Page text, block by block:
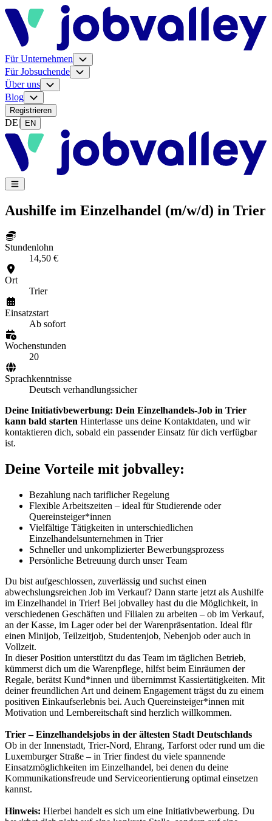
Für Unternehmen
Für Jobsuchende
Über uns
Blog
Registrieren
DE| EN
Aushilfe im Einzelhandel (m/w/d) in Trier
Stundenlohn
14,50 €
Ort
Trier
Einsatzstart
Ab sofort
Wochenstunden
20
Sprachkenntnisse
Deutsch verhandlungssicher
Deine Initiativbewerbung: Dein Einzelhandels-Job in Trier
kann bald starten Hinterlasse uns deine Kontaktdaten, und wir
kontaktieren dich, sobald ein passender Einsatz für dich verfügbar
ist.
Deine Vorteile mit jobvalley:
Bezahlung nach tariflicher Regelung
Flexible Arbeitszeiten – ideal für Studierende oder
Quereinsteiger*innen
Vielfältige Tätigkeiten in unterschiedlichen
Einzelhandelsunternehmen in Trier
Schneller und unkomplizierter Bewerbungsprozess
Persönliche Betreuung durch unser Team
Du bist aufgeschlossen, zuverlässig und suchst einen
abwechslungsreichen Job im Verkauf? Dann starte jetzt als Aushilfe
im Einzelhandel in Trier! Bei jobvalley hast du die Möglichkeit, in
verschiedenen Geschäften und Filialen zu arbeiten – ob im Verkauf,
an der Kasse, im Lager oder bei der Warenpräsentation. Ideal für
einen Minijob, Teilzeitjob, Studentenjob, Nebenjob oder auch in
Vollzeit.
In dieser Position unterstützt du das Team im täglichen Betrieb,
kümmerst dich um die Warenpflege, hilfst beim Einräumen der
Regale, berätst Kund*innen und übernimmst Kassiertätigkeiten. Mit
deiner freundlichen Art und deinem Engagement trägst du zu einem
positiven Einkaufserlebnis bei. Auch Quereinsteiger*innen mit
Motivation und Lernbereitschaft sind herzlich willkommen.
Trier – Einzelhandelsjobs in der ältesten Stadt Deutschlands
Ob in der Innenstadt, Trier-Nord, Ehrang, Tarforst oder rund um die
Luxemburger Straße – in Trier findest du viele spannende
Einsatzmöglichkeiten im Einzelhandel, bei denen du deine
Kommunikationsfreude und Serviceorientierung optimal einsetzen
kannst.
Hinweis: Hierbei handelt es sich um eine Initiativbewerbung. Du